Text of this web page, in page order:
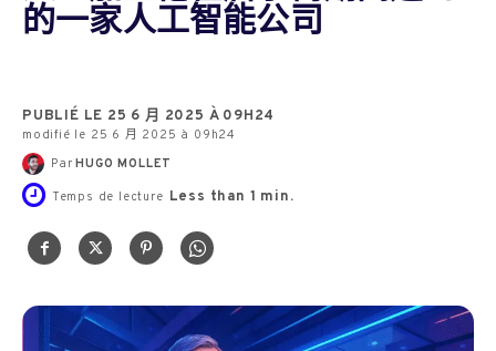
的一家人工智能公司
PUBLIÉ LE 25 6 月 2025 À 09H24
modifié le 25 6 月 2025 à 09h24
Par HUGO MOLLET
Temps de lecture Less than 1 min.